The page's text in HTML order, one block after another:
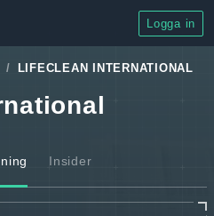
Logga in
LIFECLEAN INTERNATIONAL
Insider